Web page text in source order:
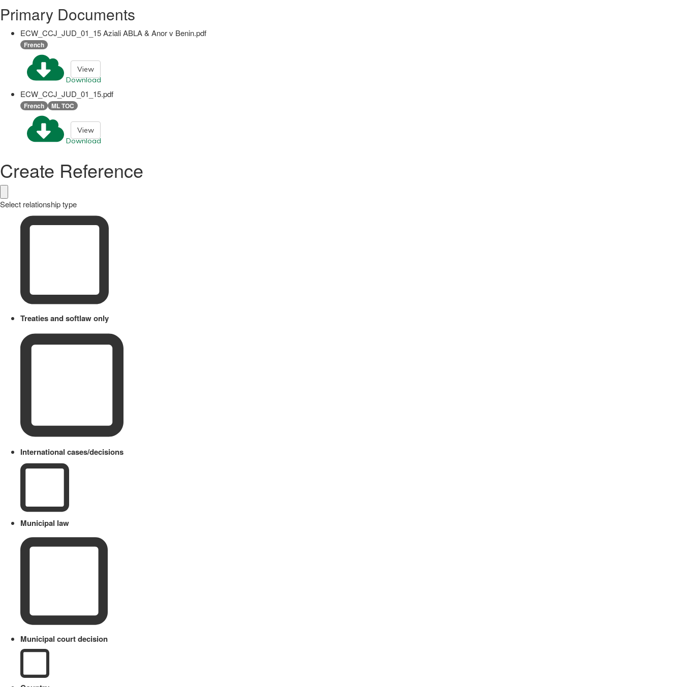
Primary Documents
ECW_CCJ_JUD_01_15 Aziali ABLA & Anor v Benin.pdf
French
Download
View
ECW_CCJ_JUD_01_15.pdf
French ML TOC
Download
View
Create Reference
Select relationship type
Treaties and softlaw only
International cases/decisions
Municipal law
Municipal court decision